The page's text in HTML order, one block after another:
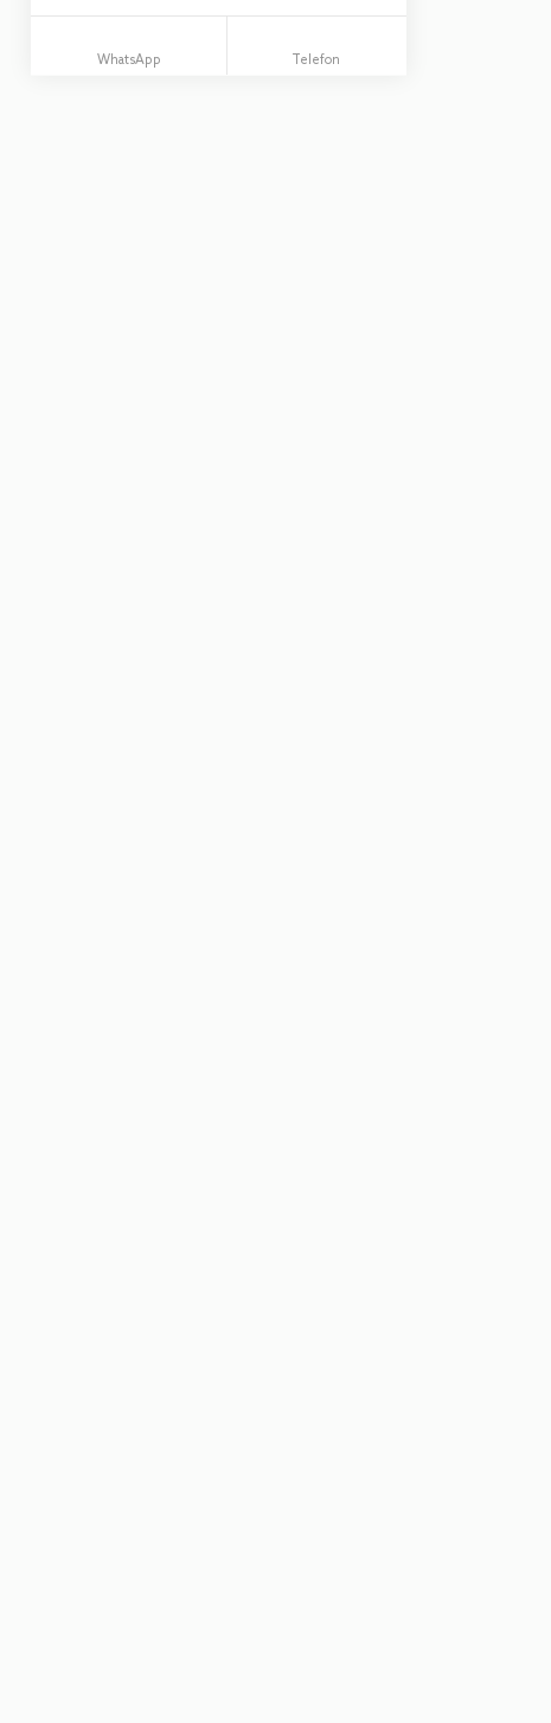
WhatsApp Telefon